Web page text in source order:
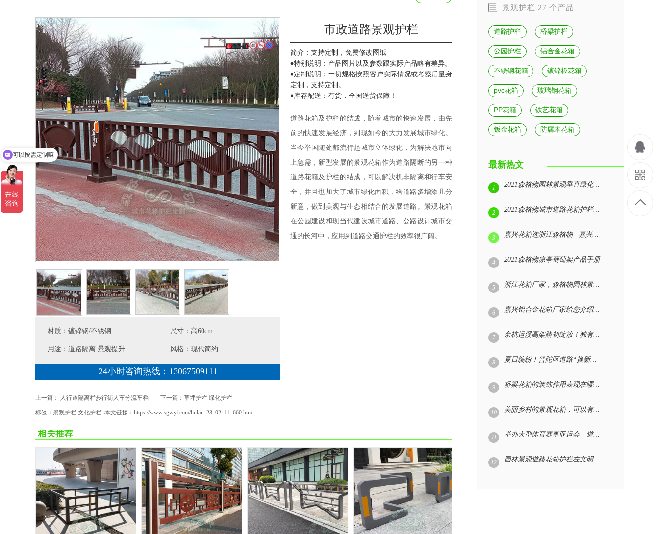
材质：镀锌钢/不锈钢 尺寸：高60cm
用途：道路隔离 景观提升 风格：现代简约
24小时咨询热线：13067509111
市政道路景观护栏
简介：支持定制，免费修改图纸
♦特别说明：产品图片以及参数跟实际产品略有差异。
♦定制说明：一切规格按照客户实际情况或考察后量身
定制，支持定制。
♦库存配送：有货，全国送货保障！
道路花箱及护栏的结成，随着城市的快速发展，由先
前的快速发展经济，到现如今的大力发展城市绿化。
当今举国随处都流行起城市立体绿化，为解决地市向
上急需，新型发展的景观花箱作为道路隔断的另一种
道路花箱及护栏的结成，可以解决机非隔离和行车安
全，并且也加大了城市绿化面积，给道路多增添几分
新意，做到美观与生态相结合的发展道路。 景观花箱
在公园建设和现当代建设城市道路、公路设计城市交
通的长河中，应用到道路交通护栏的效率很广阔。
上一篇： 人行道隔离栏步行街人车分流车档 下一篇： 草坪护栏 绿化护栏
标签： 景观护栏 文化护栏 本文链接： https://www.sgwyl.com/hulan_23_02_14_660.htm
相关推荐
景观护栏 27 个产品
道路护栏 桥梁护栏
公园护栏 铝合金花箱
不锈钢花箱 镀锌板花箱
pvc花箱 玻璃钢花箱
PP花箱 铁艺花箱
钣金花箱 防腐木花箱
最新热文
1 2021森格物园林景观垂直绿化展示
2 2021森格物城市道路花箱护栏产品手册
3 嘉兴花箱选浙江森格物—嘉兴花箱厂家|森格物园林景观
4 2021森格物凉亭葡萄架产品手册
5 浙江花箱厂家，森格物园林景观花箱源头工厂
6 嘉兴铝合金花箱厂家给您介绍下铝合花箱的优点
7 余杭运溪高架路初绽放！独有的浪漫‘高架花箱’已上线
8 夏日缤纷！普陀区道路“换新装” ，道路花箱功不可没
9 桥梁花箱的装饰作用表现在哪些方面
10 美丽乡村的景观花箱，可以有这么多的展现方式
11 举办大型体育赛事亚运会，道路花箱对提升城市形象的帮助
12 园林景观道路花箱护栏在文明城市创建中能起到什么作用？
可以按需定制嘛